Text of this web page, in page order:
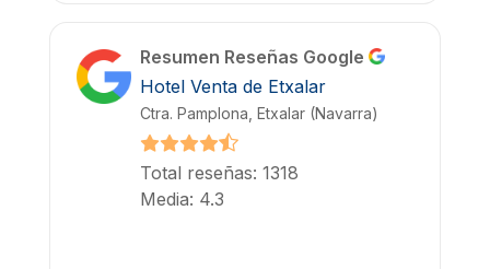
Resumen Reseñas Google
Hotel Venta de Etxalar
Ctra. Pamplona, Etxalar (Navarra)
Total reseñas: 1318
Media: 4.3